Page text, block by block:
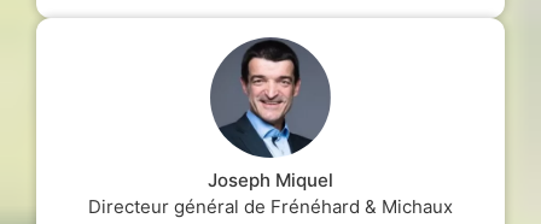
Joseph Miquel
Directeur général de Frénéhard & Michaux